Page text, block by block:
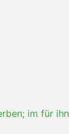
im für